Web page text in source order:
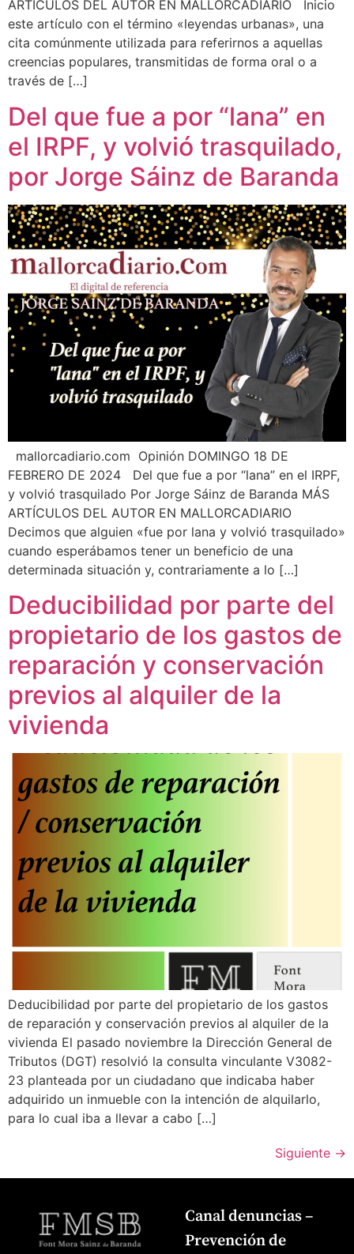
ARTÍCULOS DEL AUTOR EN MALLORCADIARIO Inicio
este artículo con el término «leyendas urbanas», una
cita comúnmente utilizada para referirnos a aquellas
creencias populares, transmitidas de forma oral o a
través de […]
Del que fue a por “lana” en
el IRPF, y volvió trasquilado,
por Jorge Sáinz de Baranda
mallorcadiario.com Opinión DOMINGO 18 DE
FEBRERO DE 2024 Del que fue a por “lana” en el IRPF,
y volvió trasquilado Por Jorge Sáinz de Baranda MÁS
ARTÍCULOS DEL AUTOR EN MALLORCADIARIO
Decimos que alguien «fue por lana y volvió trasquilado»
cuando esperábamos tener un beneficio de una
determinada situación y, contrariamente a lo […]
Deducibilidad por parte del
propietario de los gastos de
reparación y conservación
previos al alquiler de la
vivienda
Deducibilidad por parte del propietario de los gastos
de reparación y conservación previos al alquiler de la
vivienda El pasado noviembre la Dirección General de
Tributos (DGT) resolvió la consulta vinculante V3082-
23 planteada por un ciudadano que indicaba haber
adquirido un inmueble con la intención de alquilarlo,
para lo cual iba a llevar a cabo […]
Siguiente →
Canal denuncias –
Prevención de